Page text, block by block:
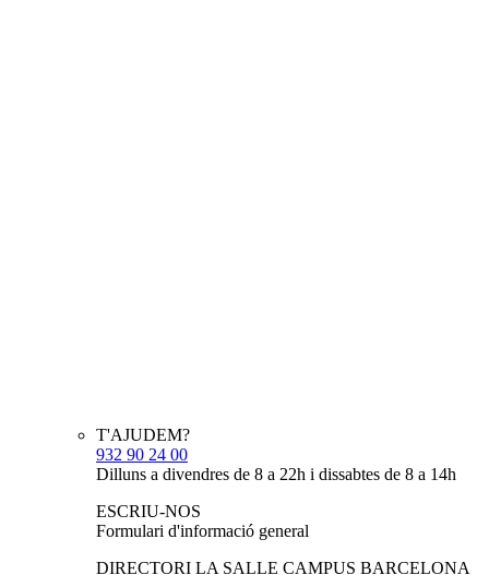
T'AJUDEM?
932 90 24 00
Dilluns a divendres de 8 a 22h i dissabtes de 8 a 14h
ESCRIU-NOS
Formulari d'informació general
DIRECTORI LA SALLE CAMPUS BARCELONA